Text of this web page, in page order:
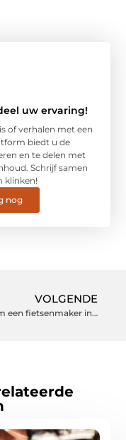
uw ervaring!
of verhalen met een
biedt u de
en te delen met
Schrijf samen
klinken!
nog
VOLGENDE
Waarom een fietsenmaker in Rijssen essentieel is voor jouw fietsplezier